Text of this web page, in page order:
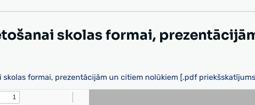
skolas formai,
skolas formai, prezentācijām un citiem nolūkiem [.pdf